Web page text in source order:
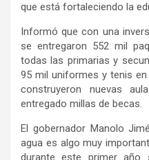
que está fortaleciendo la
Informó que con una
se entregaron 552 mil
todas las primarias y
95 mil uniformes y tenis
construyeron nuevas
entregado millas de becas.
El gobernador Manolo
agua es algo muy